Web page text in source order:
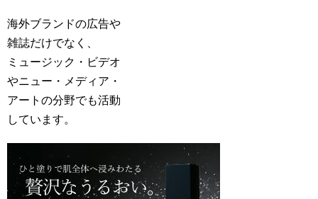
海外ブランドの広告や
雑誌だけでなく、
ミュージック・ビデオ
やニュー・メディア・
アートの分野でも活動
しています。